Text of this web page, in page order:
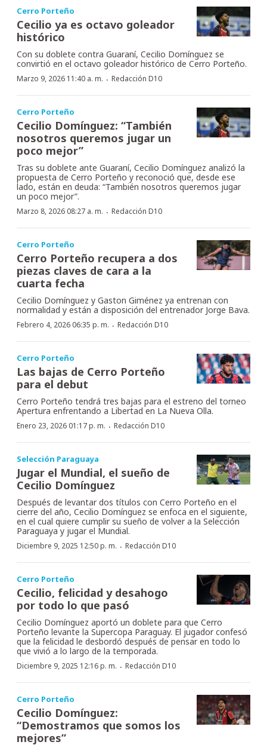
Cerro Porteño
Cecilio ya es octavo goleador
histórico
Con su doblete contra Guaraní, Cecilio Domínguez se
convirtió en el octavo goleador histórico de Cerro Porteño.
Marzo 9, 2026 11:40 a. m. · Redacción D10
Cerro Porteño
Cecilio Domínguez: “También
nosotros queremos jugar un
poco mejor”
Tras su doblete ante Guaraní, Cecilio Domínguez analizó la
propuesta de Cerro Porteño y reconoció que, desde ese
lado, están en deuda: “También nosotros queremos jugar
un poco mejor”.
Marzo 8, 2026 08:27 a. m. · Redacción D10
Cerro Porteño
Cerro Porteño recupera a dos
piezas claves de cara a la
cuarta fecha
Cecilio Domínguez y Gaston Giménez ya entrenan con
normalidad y están a disposición del entrenador Jorge Bava.
Febrero 4, 2026 06:35 p. m. · Redacción D10
Cerro Porteño
Las bajas de Cerro Porteño
para el debut
Cerro Porteño tendrá tres bajas para el estreno del torneo
Apertura enfrentando a Libertad en La Nueva Olla.
Enero 23, 2026 01:17 p. m. · Redacción D10
Selección Paraguaya
Jugar el Mundial, el sueño de
Cecilio Domínguez
Después de levantar dos títulos con Cerro Porteño en el
cierre del año, Cecilio Domínguez se enfoca en el siguiente,
en el cual quiere cumplir su sueño de volver a la Selección
Paraguaya y jugar el Mundial.
Diciembre 9, 2025 12:50 p. m. · Redacción D10
Cerro Porteño
Cecilio, felicidad y desahogo
por todo lo que pasó
Cecilio Domínguez aportó un doblete para que Cerro
Porteño levante la Supercopa Paraguay. El jugador confesó
que la felicidad le desbordó después de pensar en todo lo
que vivió a lo largo de la temporada.
Diciembre 9, 2025 12:16 p. m. · Redacción D10
Cerro Porteño
Cecilio Domínguez:
“Demostramos que somos los
mejores”